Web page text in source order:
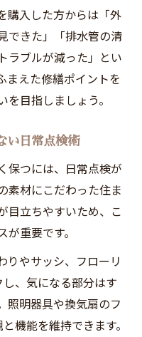
購入した方からは「外
できた」「排水管の清
ラブルが減った」とい
まえた修繕ポイントを
目指しましょう。
い日常点検術
保つには、日常点検が
素材にこだわった住ま
目立ちやすいため、こ
重要です。
りやサッシ、フローリ
、気になる部分はす
照明器具や換気扇のフ
機能を維持できます。